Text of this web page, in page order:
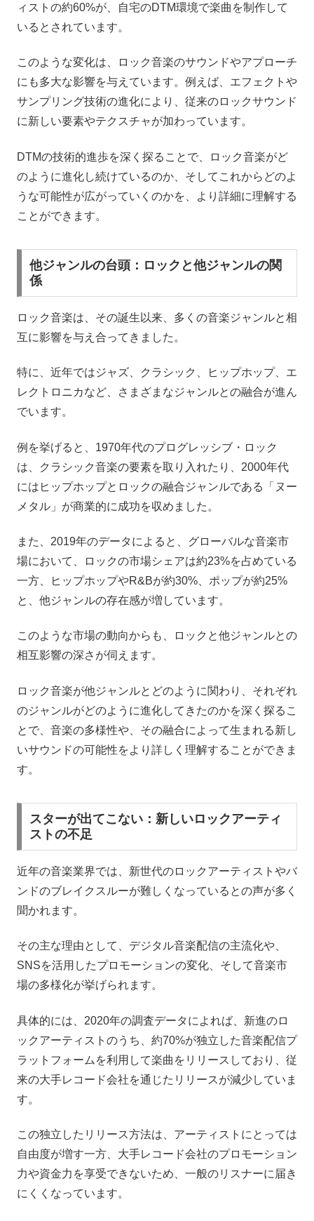
ィストの約60%が、自宅のDTM環境で楽曲を制作して
いるとされています。
このような変化は、ロック音楽のサウンドやアプローチ
にも多大な影響を与えています。例えば、エフェクトや
サンプリング技術の進化により、従来のロックサウンド
に新しい要素やテクスチャが加わっています。
DTMの技術的進歩を深く探ることで、ロック音楽がど
のように進化し続けているのか、そしてこれからどのよ
うな可能性が広がっていくのかを、より詳細に理解する
ことができます。
他ジャンルの台頭：ロックと他ジャンルの関
係
ロック音楽は、その誕生以来、多くの音楽ジャンルと相
互に影響を与え合ってきました。
特に、近年ではジャズ、クラシック、ヒップホップ、エ
レクトロニカなど、さまざまなジャンルとの融合が進ん
でいます。
例を挙げると、1970年代のプログレッシブ・ロック
は、クラシック音楽の要素を取り入れたり、2000年代
にはヒップホップとロックの融合ジャンルである「ヌー
メタル」が商業的に成功を収めました。
また、2019年のデータによると、グローバルな音楽市
場において、ロックの市場シェアは約23%を占めている
一方、ヒップホップやR&Bが約30%、ポップが約25%
と、他ジャンルの存在感が増しています。
このような市場の動向からも、ロックと他ジャンルとの
相互影響の深さが伺えます。
ロック音楽が他ジャンルとどのように関わり、それぞれ
のジャンルがどのように進化してきたのかを深く探るこ
とで、音楽の多様性や、その融合によって生まれる新し
いサウンドの可能性をより詳しく理解することができま
す。
スターが出てこない：新しいロックアーティ
ストの不足
近年の音楽業界では、新世代のロックアーティストやバ
ンドのブレイクスルーが難しくなっているとの声が多く
聞かれます。
その主な理由として、デジタル音楽配信の主流化や、
SNSを活用したプロモーションの変化、そして音楽市
場の多様化が挙げられます。
具体的には、2020年の調査データによれば、新進のロ
ックアーティストのうち、約70%が独立した音楽配信プ
ラットフォームを利用して楽曲をリリースしており、従
来の大手レコード会社を通じたリリースが減少していま
す。
この独立したリリース方法は、アーティストにとっては
自由度が増す一方、大手レコード会社のプロモーション
力や資金力を享受できないため、一般のリスナーに届き
にくくなっています。